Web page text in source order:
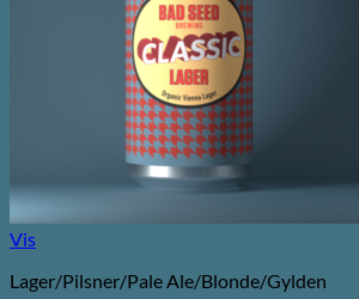
Vis
Lager/Pilsner/Pale Ale/Blonde/Gylden